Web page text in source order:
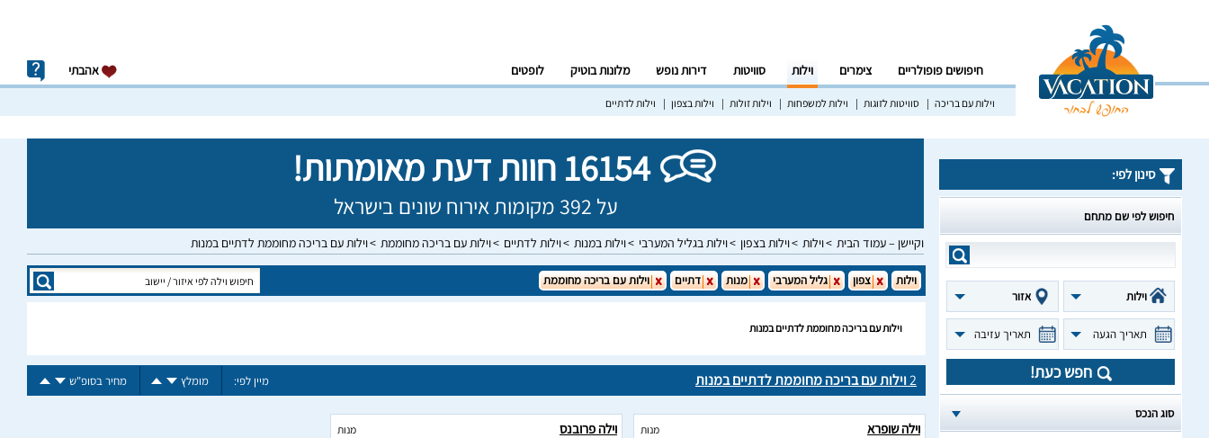
חיפושים פופולריים צימרים וילות סוויטות דירות נופש מלונות בוטיק לופטים אהבתי
וילות עם בריכה סוויטות לזוגות וילות למשפחות וילות זולות וילות בצפון וילות לדתיים
16154 חוות דעת מאומתות!
על 392 מקומות אירוח שונים בישראל
וקיישן – עמוד הבית וילות וילות בצפון וילות בגליל המערבי וילות במנות וילות לדתיים וילות עם בריכה מחוממת וילות עם בריכה מחוממת לדתיים במנות
סינון לפי:
חיפוש לפי שם מתחם
וילות אזור
תאריך הגעה תאריך עזיבה
חפש כעת!
סוג הנכס
וילות צפון גליל המערבי מנות דתיים וילות עם בריכה מחוממת
וילות עם בריכה מחוממת לדתיים במנות
2וילות עם בריכה מחוממת לדתיים במנות מיין לפי: מומלץ מחיר בסופ"ש
וילה שופרא מנות וילה פרובנס מנות